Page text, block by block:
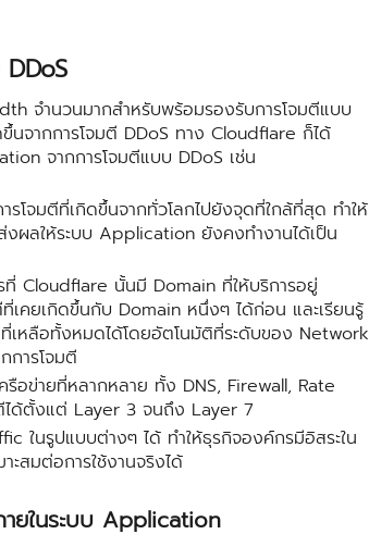
นวนมากสำหรับพร้อมรองรับการโจมตีแบบ
นจากการโจมตี DDoS ทาง Cloudflare ก็ได้
จากการโจมตีแบบ DDoS เช่น
โจมตีที่เกิดขึ้นจากทั่วโลกไปยังจุดที่ใกล้ที่สุด ทำให้
งผลให้ระบบ Application ยังคงทำงานได้เป็น
ที่ Cloudflare นั้นมี Domain ที่ให้บริการอยู่
เคยเกิดขึ้นกับ Domain หนึ่งๆ ได้ก่อน และเรียนรู้
หลือทั้งหมดได้โดยอัตโนมัติที่ระดับของ Network
การโจมตี
รือข่ายที่หลากหลาย ทั้ง DNS, Firewall, Rate
ได้ตั้งแต่ Layer 3 จนถึง Layer 7
ในรูปแบบต่างๆ ได้ ทำให้ธุรกิจองค์กรมีอิสระใน
ะสมต่อการใช้งานจริงได้
ยในระบบ Application